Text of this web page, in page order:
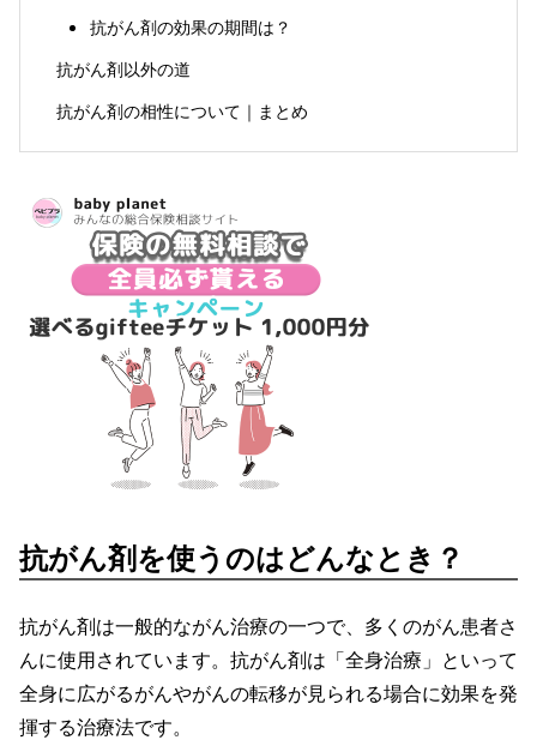
抗がん剤の効果の期間は？
抗がん剤以外の道
抗がん剤の相性について｜まとめ
抗がん剤を使うのはどんなとき？
抗がん剤は一般的ながん治療の一つで、多くのがん患者さ
んに使用されています。抗がん剤は「全身治療」といって
全身に広がるがんやがんの転移が見られる場合に効果を発
揮する治療法です。